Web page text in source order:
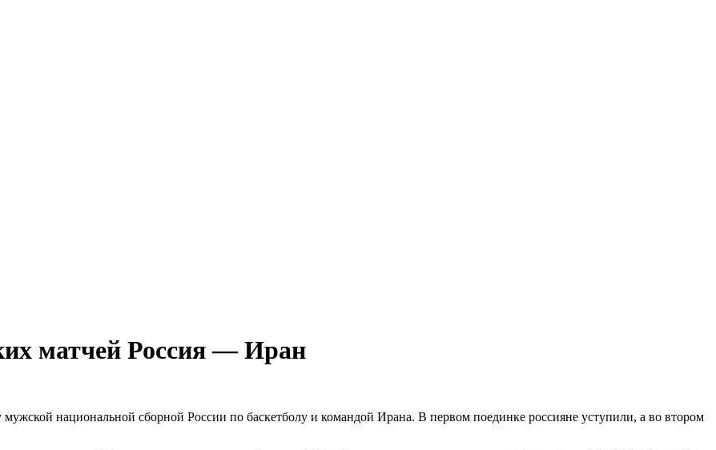
матчей Россия — Иран
национальной сборной России по баскетболу и командой Ирана. В первом поединке россияне уступили, а во втором